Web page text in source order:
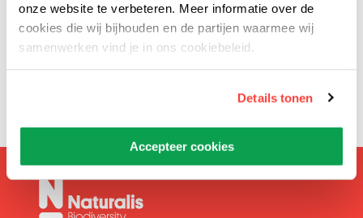
onze website te verbeteren. Meer informatie over de
cookies die wij bijhouden en de partijen waarmee wij
samenwerken vind je in ons cookiebeleid.
Details tonen
Accepteer cookies
Voer het e-mailadres van de geadresseerde in.